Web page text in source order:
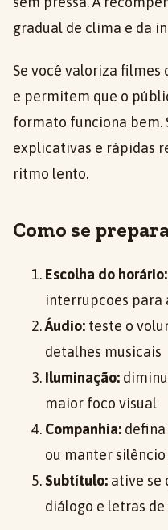
gradual de clima e da
Se você valoriza
e permitem que o
formato funciona bem.
explicativas e rápidas
ritmo lento.
Como se
Escolha do horário:
interrupcoes
Áudio: teste o
detalhes musicais
Iluminação:
maior foco visual
Companhia:
ou manter
Subtítulo: ative se
diálogo e letras de